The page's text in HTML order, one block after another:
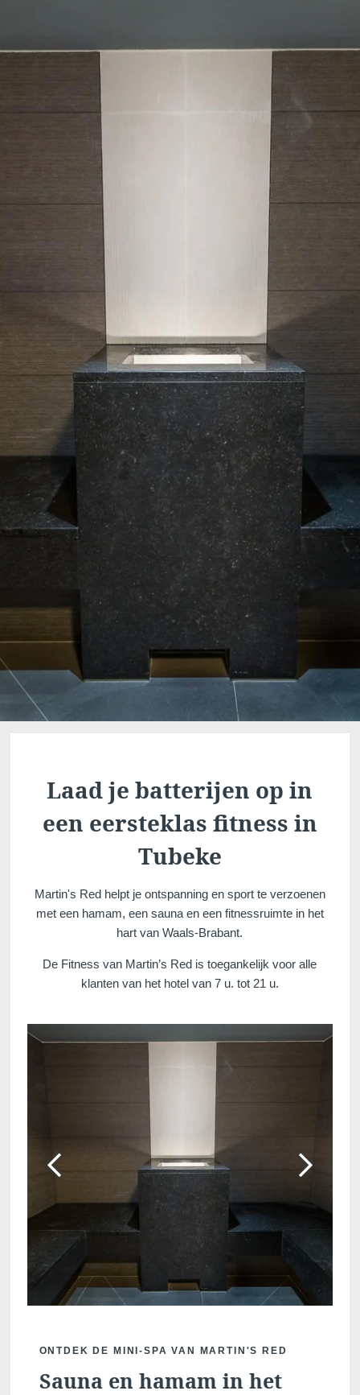
Laad je batterijen op in
een eersteklas fitness in
Tubeke
Martin's Red helpt je ontspanning en sport te verzoenen
met een hamam, een sauna en een fitnessruimte in het
hart van Waals-Brabant.
De Fitness van Martin’s Red is toegankelijk voor alle
klanten van het hotel van 7 u. tot 21 u.
ONTDEK DE MINI-SPA VAN MARTIN'S RED
Sauna en hamam in het
Kies uw hotel:
Martin's
Rentmeesterij
Bilzen, 4*
Martin's Relais
Bruges, 4*
Martin's Brugge
Bruges, 3*
Martin's Brussels EU
Bruxelles, 4*
Martin's Louvain-la-
Neuve
Martin's All Suites
Louvain-la-Neuve, 4*
Martin's Klooster
Louvain, 4* Malines, 4*